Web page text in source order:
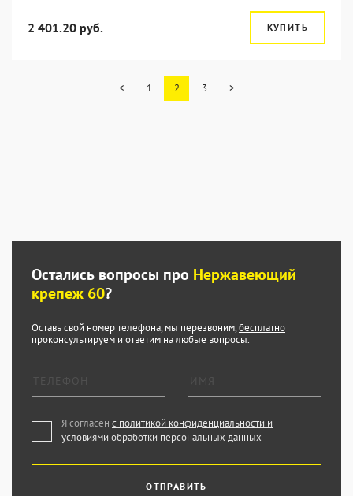
2 401.20 руб. КУПИТЬ
< 1 2 3 >
Остались вопросы про Нержавеющий
крепеж 60?
Оставь свой номер телефона, мы перезвоним,бесплатно
проконсультируем и ответим на любые вопросы.
Я согласен с политикой конфиденциальности и
условиями обработки персональных данных
ОТПРАВИТЬ